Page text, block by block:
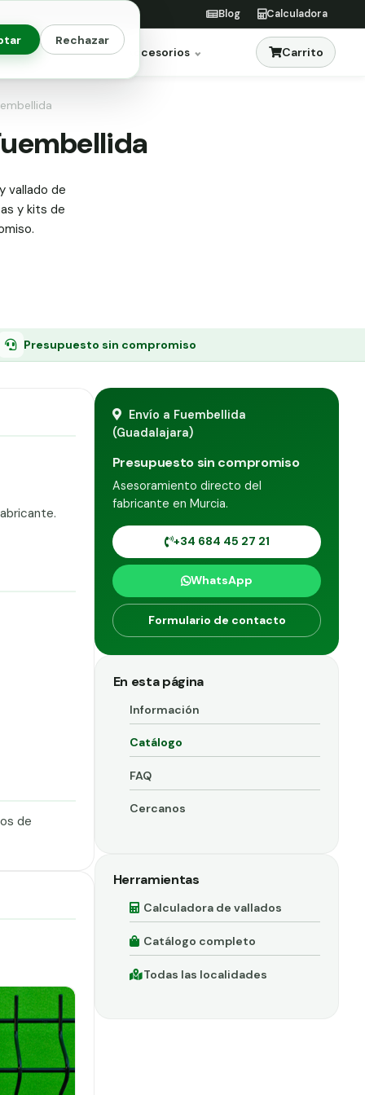
Rechazar
Blog Calculadora
Jardinería Accesorios Carrito
vallado de
y kits de
Presupuesto sin compromiso
de
Envío a Fuembellida
(Guadalajara)
Presupuesto sin compromiso
Asesoramiento directo del
fabricante en Murcia.
+34 684 45 27 21
WhatsApp
Formulario de contacto
En esta página
Información
Catálogo
FAQ
Cercanos
Herramientas
Calculadora de vallados
Catálogo completo
Todas las localidades